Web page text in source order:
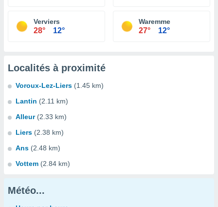
Verviers
28° 12°
Waremme
27° 12°
Localités à proximité
Voroux-Lez-Liers (1.45 km)
Lantin (2.11 km)
Alleur (2.33 km)
Liers (2.38 km)
Ans (2.48 km)
Vottem (2.84 km)
Météo...